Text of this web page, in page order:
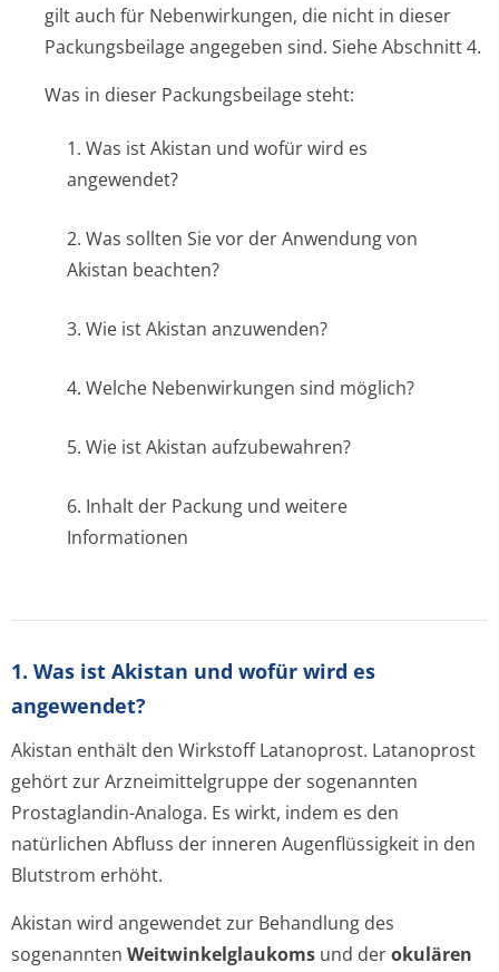
gilt auch für Nebenwirkungen, die nicht in dieser
Packungsbeilage angegeben sind. Siehe Abschnitt 4.
Was in dieser Packungsbeilage steht:
1. Was ist Akistan und wofür wird es
angewendet?
2. Was sollten Sie vor der Anwendung von
Akistan beachten?
3. Wie ist Akistan anzuwenden?
4. Welche Nebenwirkungen sind möglich?
5. Wie ist Akistan aufzubewahren?
6. Inhalt der Packung und weitere
Informationen
1. Was ist Akistan und wofür wird es
angewendet?
Akistan enthält den Wirkstoff Latanoprost. Latanoprost
gehört zur Arzneimittelgruppe der sogenannten
Prostaglandin-Analoga. Es wirkt, indem es den
natürlichen Abfluss der inneren Augenflüssigkeit in den
Blutstrom erhöht.
Akistan wird angewendet zur Behandlung des
sogenannten Weitwinkelglau­koms und derokulären